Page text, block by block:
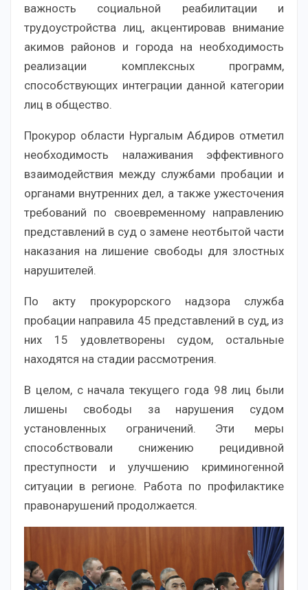
важность социальной реабилитации и
трудоустройства лиц, акцентировав внимание
акимов районов и города на необходимость
реализации комплексных программ,
способствующих интеграции данной категории
лиц в общество.
Прокурор области Нургалым Абдиров отметил
необходимость налаживания эффективного
взаимодействия между службами пробации и
органами внутренних дел, а также ужесточения
требований по своевременному направлению
представлений в суд о замене неотбытой части
наказания на лишение свободы для злостных
нарушителей.
По акту прокурорского надзора служба
пробации направила 45 представлений в суд, из
них 15 удовлетворены судом, остальные
находятся на стадии рассмотрения.
В целом, с начала текущего года 98 лиц были
лишены свободы за нарушения судом
установленных ограничений. Эти меры
способствовали снижению рецидивной
преступности и улучшению криминогенной
ситуации в регионе. Работа по профилактике
правонарушений продолжается.